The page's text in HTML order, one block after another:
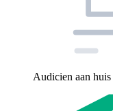
Audicien aan huis